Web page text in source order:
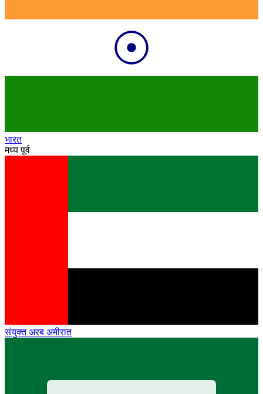
भारत
मध्य पूर्व
संयुक्त अरब अमीरात